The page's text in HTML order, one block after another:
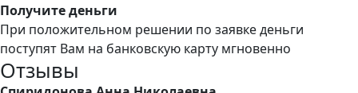
Получите деньги
При положительном решении по заявке деньги
поступят Вам на банковскую карту мгновенно
Отзывы